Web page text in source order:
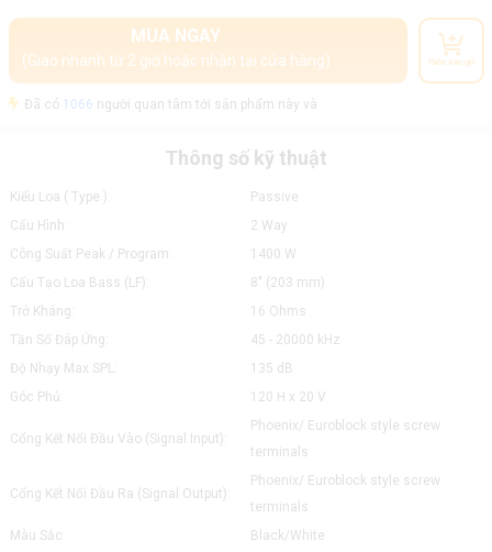
MUA NGAY
(Giao nhanh từ 2 giờ hoặc nhận tại cửa hàng) Thêm vào giỏ
Đã có 1066 người quan tâm tới sản phẩm này và
Thông số kỹ thuật
Kiểu Loa ( Type ):
Passive
Cấu Hình:
2 Way
Công Suất Peak / Program:
1400 W
Cấu Tạo Loa Bass (LF):
8" (203 mm)
Trở Kháng:
16 Ohms
Tần Số Đáp Ứng:
45 - 20000 kHz
Độ Nhạy Max SPL:
135 dB
Góc Phủ:
120 H x 20 V
Cổng Kết Nối Đầu Vào (Signal Input):
Phoenix/ Euroblock style screw
terminals
Cổng Kết Nối Đầu Ra (Signal Output):
Phoenix/ Euroblock style screw
terminals
Màu Sắc:
Black/White